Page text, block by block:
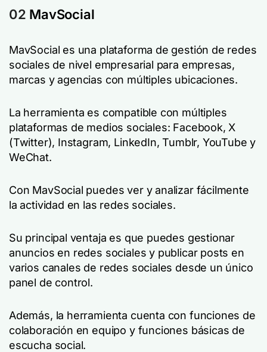
02 MavSocial
MavSocial es una plataforma de gestión de redes
sociales de nivel empresarial para empresas,
marcas y agencias con múltiples ubicaciones.
La herramienta es compatible con múltiples
plataformas de medios sociales: Facebook, X
(Twitter), Instagram, LinkedIn, Tumblr, YouTube y
WeChat.
Con MavSocial puedes ver y analizar fácilmente
la actividad en las redes sociales.
Su principal ventaja es que puedes gestionar
anuncios en redes sociales y publicar posts en
varios canales de redes sociales desde un único
panel de control.
Además, la herramienta cuenta con funciones de
colaboración en equipo y funciones básicas de
escucha social.